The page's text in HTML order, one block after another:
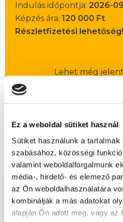
Ez a weboldal sütiket használ
Sütiket használunk a
szabásához, közösségi
valamint weboldalforgalmunk
média-, hirdető- és elemező
az Ön weboldalhasználatára
kombinálják a más adatokat
alapján Ön adott meg, vagy az
Indulás időpontja: 2026-
Képzés ára: 120 000 Ft
Részletfizetési lehetőség!
Lehet még
Végezd elSzámviteli
tanfolyamunkat és
Töltsd ki
hogy